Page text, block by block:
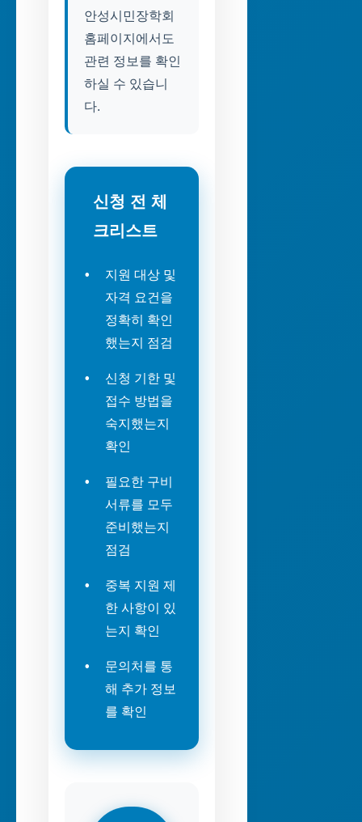
안성시민장학회
홈페이지에서도
관련 정보를 확인
하실 수 있습니
다.
신청 전 체
크리스트
지원 대상 및
자격 요건을
정확히 확인
했는지 점검
신청 기한 및
접수 방법을
숙지했는지
확인
필요한 구비
서류를 모두
준비했는지
점검
중복 지원 제
한 사항이 있
는지 확인
문의처를 통
해 추가 정보
를 확인